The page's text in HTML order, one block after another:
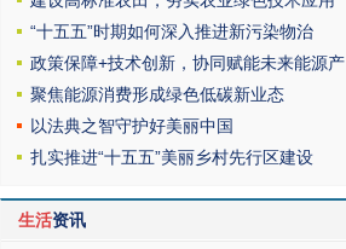
“十五五”时期如何深入推进新污染物治
政策保障+技术创新，协同赋能未来能源产
聚焦能源消费形成绿色低碳新业态
以法典之智守护好美丽中国
扎实推进“十五五”美丽乡村先行区建设
生活资讯